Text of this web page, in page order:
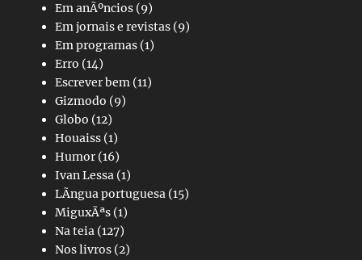
Em anÃºncios (9)
Em jornais e revistas (9)
Em programas (1)
Erro (14)
Escrever bem (11)
Gizmodo (9)
Globo (12)
Houaiss (1)
Humor(16)
Ivan Lessa (1)
LÃ­ngua portuguesa (15)
MiguxÃªs (1)
Na teia (127)
Nos livros (2)